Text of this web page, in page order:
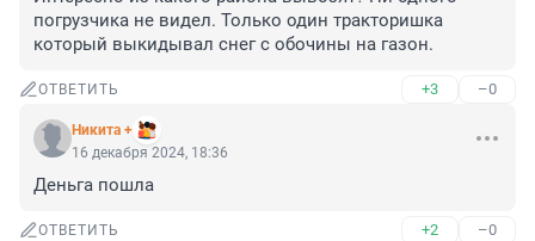
погрузчика не видел. Только один тракторишка
который выкидывал снег с обочины на газон.
ОТВЕТИТЬ +3 –0
Никита +
16 декабря 2024, 18:36
Деньга пошла
ОТВЕТИТЬ +2 –0